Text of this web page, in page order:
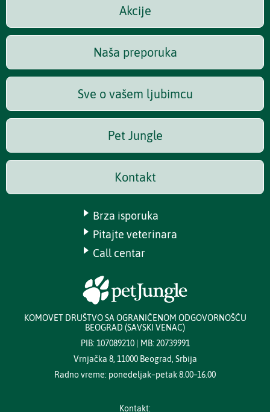
Akcije
Naša preporuka
Sve o vašem ljubimcu
Pet Jungle
Kontakt
Brza isporuka
Pitajte veterinara
Call centar
KOMOVET DRUŠTVO SA OGRANIČENOM ODGOVORNOŠĆU
BEOGRAD (SAVSKI VENAC)
PIB: 107089210 | MB: 20739991
Vrnjačka 8, 11000 Beograd, Srbija
Radno vreme: ponedeljak–petak 8.00–16.00
Kontakt: